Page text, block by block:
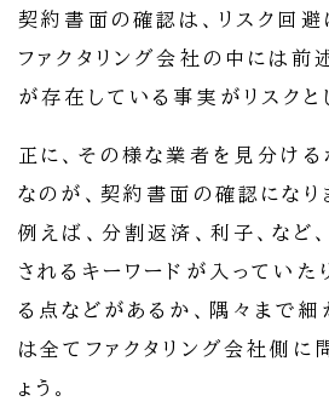
契約書面の確認は、リスク回避
ファクタリング会社の中には前
が存在している事実がリスクと
正に、その様な業者を見分ける
なのが、契約書面の確認になり
例えば、分割返済、利子、など
されるキーワードが入っていた
る点などがあるか、隅々まで細
は全てファクタリング会社側に
ょう。